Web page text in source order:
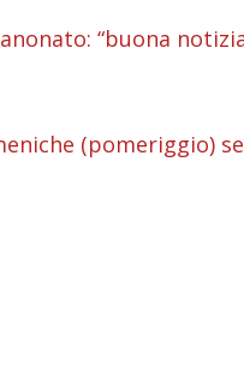
“buona
(pomeriggio)